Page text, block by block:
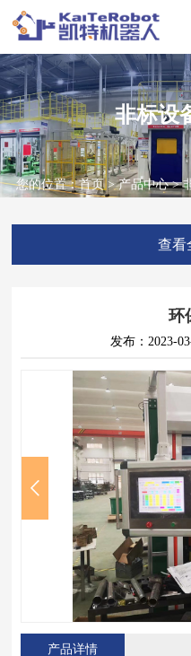
非标设
您的位置：首页>产品中心>
查看
环
发布：2023-
产品详情